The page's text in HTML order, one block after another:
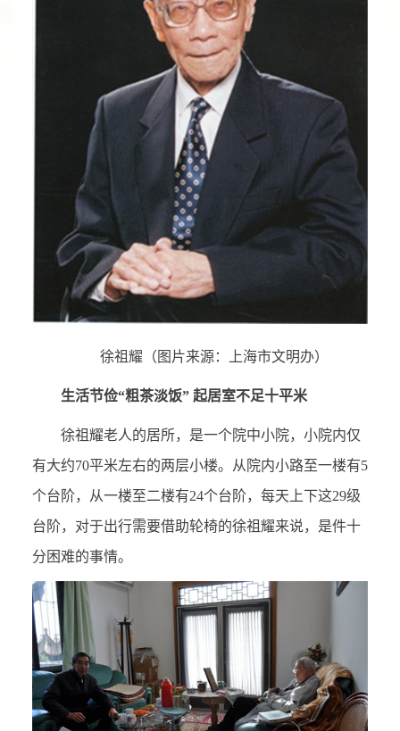
徐祖耀（图片来源：上海市文明办）
生活节俭“粗茶淡饭” 起居室不足十平米
徐祖耀老人的居所，是一个院中小院，小院内仅
有大约70平米左右的两层小楼。从院内小路至一楼有5
个台阶，从一楼至二楼有24个台阶，每天上下这29级
台阶，对于出行需要借助轮椅的徐祖耀来说，是件十
分困难的事情。